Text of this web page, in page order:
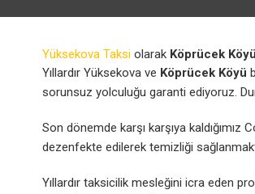
Yüksekova Taksi olarak Köprücek Köyü
Yıllardır Yüksekova ve Köprücek Köyü
sorunsuz yolculuğu garanti ediyoruz.
Son dönemde karşı karşıya
dezenfekte edilerek temizliği
Yıllardır taksicilik mesleğini icra eden